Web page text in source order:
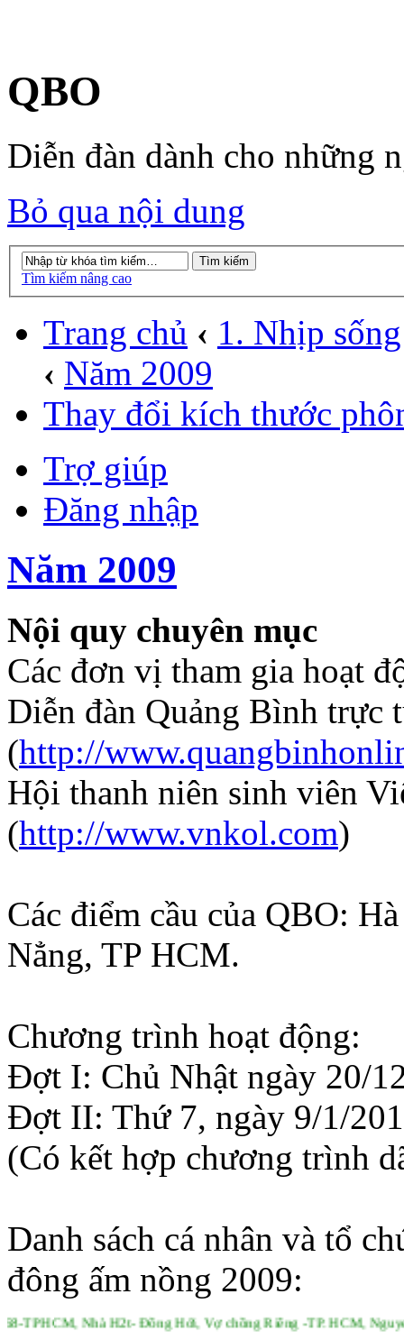
QBO
Diễn đàn dành cho những
Bỏ qua nội dung
Tìm kiếm nâng cao
Trang chủ ‹ 1. Nhịp
‹ Năm 2009
Thay đổi kích thước
Trợ giúp
Đăng nhập
Năm 2009
Nội quy chuyên mục
Các đơn vị tham gia hoạt
Diễn đàn Quảng Bình trực
(http://
Hội thanh niên sinh viên
(http://www.vnkol.com)
Các điểm cầu của QBO:
Nẳng, TP HCM.
Chương trình hoạt động:
Đợt I: Chủ Nhật ngày 20/
Đợt II: Thứ 7, ngày 9/1/
(Có kết hợp chương trình
Danh sách cá nhân và tổ
đông ấm nồng 2009:
TPHCM, Nhà H2t- Đồng Hới, Vợ chồng Riêng -